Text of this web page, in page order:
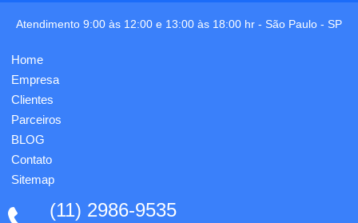
141
Gravação
cor já
incluso.
Atendimento 9:00 às 12:00 e 13:00 às 18:00 hr - São Paulo - SP
Home
Empresa
Clientes
Parceiros
BLOG
Contato
Sitemap
(11) 2986-9535